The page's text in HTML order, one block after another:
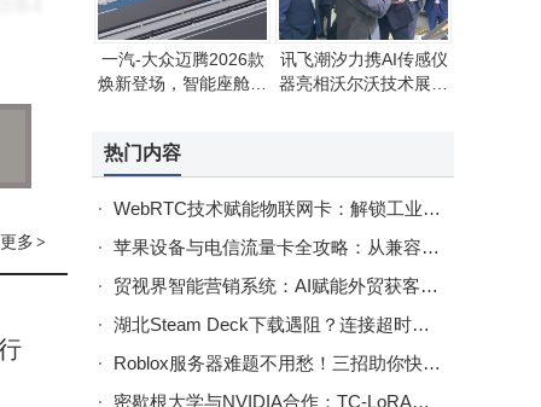
化
新要
常
更多 >
一汽-大众迈腾2026款
焕新登场，智能座舱升
讯飞潮汐力携AI传感仪
器亮相沃尔沃技术展，
热门内容
WebRTC技术赋能物联网卡：解锁工业医疗驾驶毫秒级低时延通信新路径
苹果设备与电信流量卡全攻略：从兼容到技巧，助你畅享无忧网络
贸视界智能营销系统：AI赋能外贸获客，助力企业数字化转型新选择
湖北Steam Deck下载遇阻？连接超时不用慌，这些方法助你畅享游戏
Roblox服务器难题不用愁！三招助你快速恢复游戏体验
密歇根大学与NVIDIA合作：TC-LoRA让AI图像生成“见机行事”更智能